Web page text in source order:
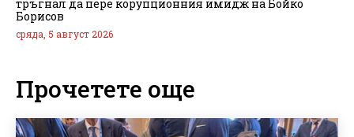
тръгнал да пере корупционния имидж на Бойко
Борисов
сряда, 5 август 2026
Прочетете още